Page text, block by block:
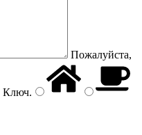
Пожалуйста,
Ключ.